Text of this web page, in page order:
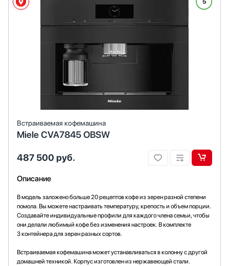
Встраиваемая кофемашина
Miele CVA7845 OBSW
487 500 руб.
Описание
В модель заложено больше 20 рецептов кофе из зерен разной степени
помола. Вы можете настраивать температуру, крепость и объем порции.
Создавайте индивидуальные профили для каждого члена семьи, чтобы
они делали любимый кофе без изменения настроек. В комплекте
3 контейнера для зерен разных сортов.
Встраиваемая кофемашина может устанавливаться в колонну с другой
домашней техникой. Корпус изготовлен из нержавеющей стали.